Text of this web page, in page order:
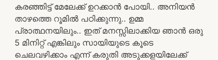
കരഞ്ഞിട്ട് മേലേക്ക് ഉറക്കാൻ പോയി.. അനിയൻ
താഴത്തെ റൂമിൽ പഠിക്കുന്നു.. ഉമ്മ
പ്രാത്ഥനയിലും.. ഇത് മനസ്സിലാക്കിയ ഞാൻ ഒരു
5 മിനിറ്റ് എങ്കിലും സായിയുടെ കൂടെ
ചെലവഴിക്കാം എന്ന് കരുതി അടുക്കളയിലേക്ക്